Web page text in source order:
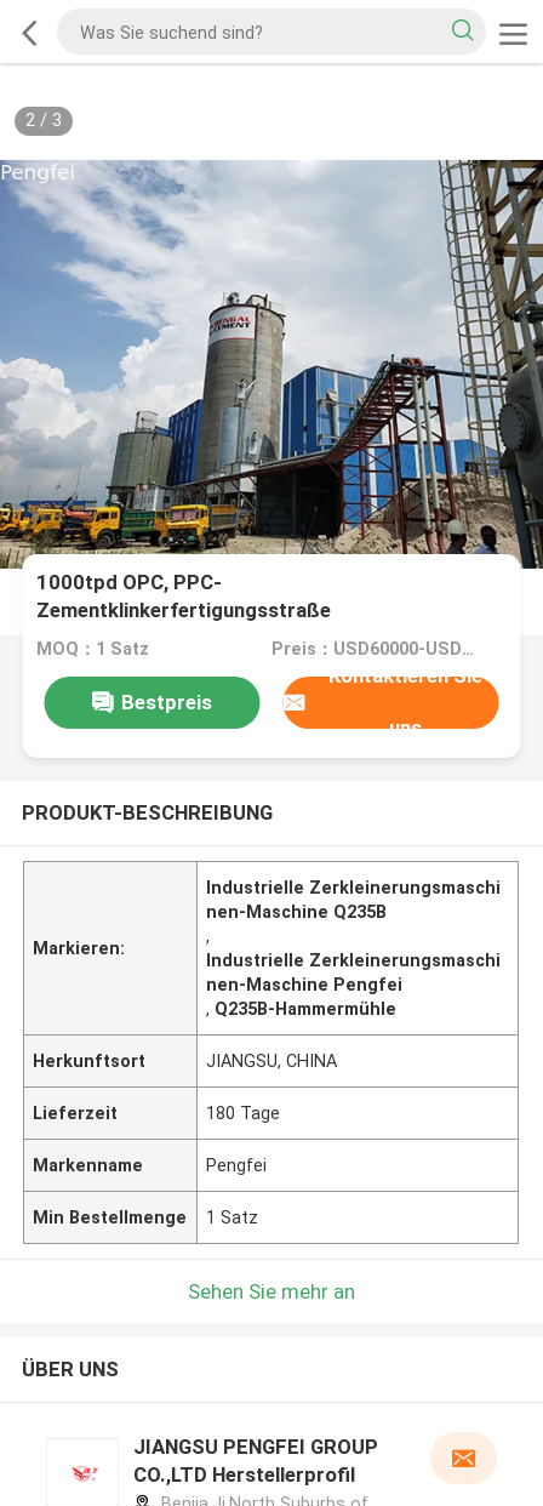
2/ 3
1000tpd OPC, PPC-
Zementklinkerfertigungsstraße
MOQ：1 Satz Preis：USD60000-USD600000
Bestpreis
Kontaktieren Sie
uns
PRODUKT-BESCHREIBUNG
Markieren:
Industrielle Zerkleinerungsmaschi
nen-Maschine Q235B
,
Industrielle Zerkleinerungsmaschi
nen-Maschine Pengfei
, Q235B-Hammermühle
Herkunftsort JIANGSU, CHINA
Lieferzeit 180 Tage
Markenname Pengfei
Min Bestellmenge 1 Satz
Sehen Sie mehr an
ÜBER UNS
JIANGSU PENGFEI GROUP
CO.,LTD Herstellerprofil